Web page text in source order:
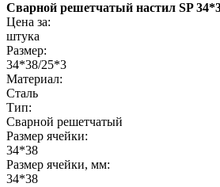
Сварной решетчатый настил SP
Цена за:
штука
Размер:
34*38/25*3
Материал:
Сталь
Тип:
Сварной решетчатый
Размер ячейки:
34*38
Размер ячейки, мм:
34*38